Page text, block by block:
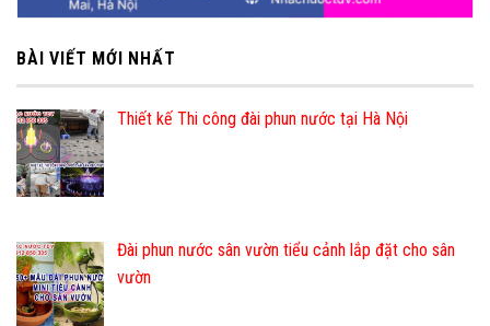
BÀI VIẾT MỚI NHẤT
Thiết kế Thi công đài phun nước tại Hà Nội
Đài phun nước sân vườn tiểu cảnh lắp đặt cho sân
vườn